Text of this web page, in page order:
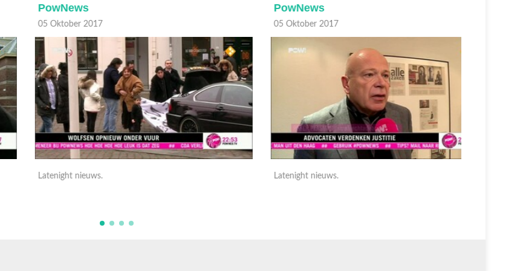
PowNews
05 Oktober 2017
Latenight nieuws.
PowNews
05 Oktober 2017
Latenight nieuws.